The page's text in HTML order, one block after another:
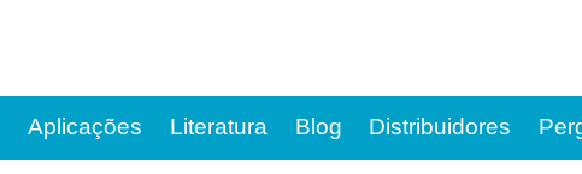
Aplicações Literatura Blog Distribuidores